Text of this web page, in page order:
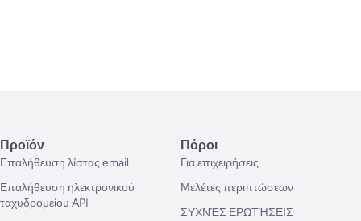
Προϊόν
Επαλήθευση λίστας email
Επαλήθευση ηλεκτρονικού
ταχυδρομείου API
Πόροι
Για επιχειρήσεις
Μελέτες περιπτώσεων
ΣΥΧΝΈΣ ΕΡΩΤΉΣΕΙΣ